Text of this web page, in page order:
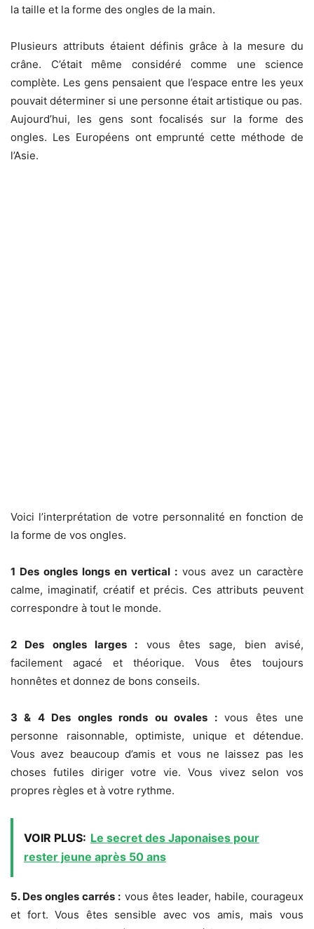
la taille et la forme des ongles de la main.
Plusieurs attributs étaient définis grâce à la mesure du
crâne. C’était même considéré comme une science
complète. Les gens pensaient que l’espace entre les yeux
pouvait déterminer si une personne était artistique ou pas.
Aujourd’hui, les gens sont focalisés sur la forme des
ongles. Les Européens ont emprunté cette méthode de
l’Asie.
Voici l’interprétation de votre personnalité en fonction de
la forme de vos ongles.
1 Des ongles longs en vertical : vous avez un caractère
calme, imaginatif, créatif et précis. Ces attributs peuvent
correspondre à tout le monde.
2 Des ongles larges : vous êtes sage, bien avisé,
facilement agacé et théorique. Vous êtes toujours
honnêtes et donnez de bons conseils.
3 & 4 Des ongles ronds ou ovales :vous êtes une
personne raisonnable, optimiste, unique et détendue.
Vous avez beaucoup d’amis et vous ne laissez pas les
choses futiles diriger votre vie. Vous vivez selon vos
propres règles et à votre rythme.
VOIR PLUS: Le secret des Japonaises pour
rester jeune après 50 ans
5. Des ongles carrés : vous êtes leader, habile, courageux
et fort. Vous êtes sensible avec vos amis, mais vous